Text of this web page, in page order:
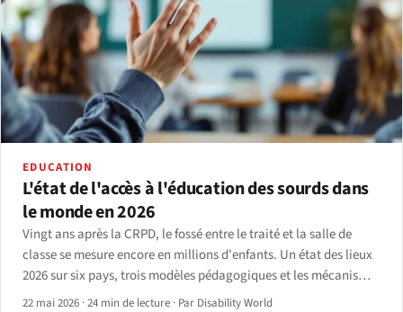
EDUCATION
L'état de l'accès à l'éducation des sourds dans
le monde en 2026
Vingt ans après la CRPD, le fossé entre le traité et la salle de
classe se mesure encore en millions d'enfants. Un état des lieux
2026 sur six pays, trois modèles pédagogiques et les mécanismes
politiques qui commencent à le combler.
22 mai 2026 ·24 min de lecture · Par Disability World